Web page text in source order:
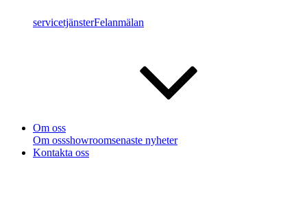
servicetjänsterFelanmälan
Om oss
Om ossshowroomsenaste nyheter
Kontakta oss